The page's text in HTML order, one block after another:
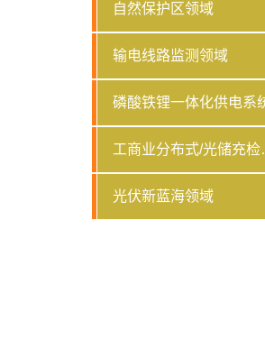
自然保护区领域
输电线路监测领域
磷酸铁锂一体化供电系
工商
光伏新蓝海领域